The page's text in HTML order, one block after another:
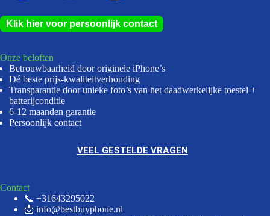
Klik hier voor persoonlijk contact
Onze beloften
Betrouwbaarheid door originele iPhone’s
Dé beste prijs-kwaliteitverhouding
Transparantie door unieke foto’s van het daadwerkelijke toestel +
batterijconditie
6-12 maanden garantie
Persoonlijk contact
VEEL GESTELDE VRAGEN
Contact
📞 +31643295022
📩 info@bestbuyphone.nl